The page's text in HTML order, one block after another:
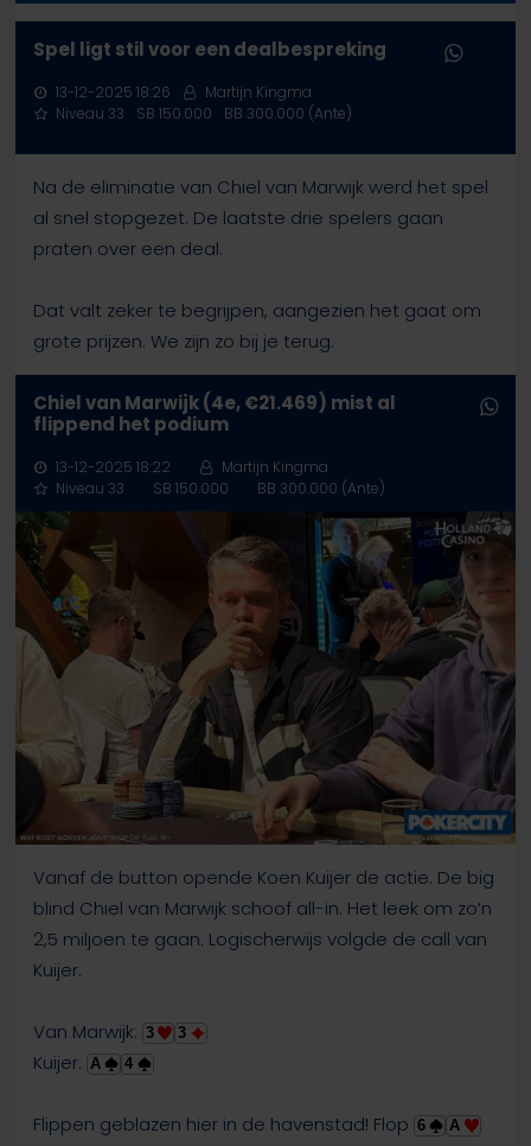
Spel ligt stil voor een dealbespreking
13-12-2025 18:26
Martijn Kingma
Niveau 33
SB 150.000 BB 300.000 (Ante)
Na de eliminatie van Chiel van Marwijk werd het spel
al snel stopgezet. De laatste drie spelers gaan
praten over een deal.
Dat valt zeker te begrijpen, aangezien het gaat om
grote prijzen. We zijn zo bij je terug.
Chiel van Marwijk (4e, €21.469) mist al
flippend het podium
13-12-2025 18:22
Martijn Kingma
Niveau 33
SB 150.000 BB 300.000 (Ante)
Vanaf de button opende Koen Kuijer de actie. De big
blind Chiel van Marwijk schoof all-in. Het leek om zo’n
2,5 miljoen te gaan. Logischerwijs volgde de call van
Kuijer.
Van Marwijk: 3 3
Kuijer: A 4
Flippen geblazen hier in de havenstad! Flop 6 A